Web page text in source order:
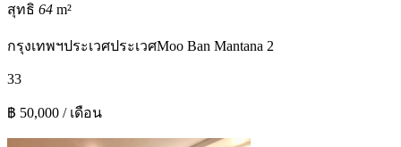
สุทธิ 64 m²
กรุงเทพฯประเวศประเวศMoo Ban Mantana 2
33
฿ 50,000 / เดือน